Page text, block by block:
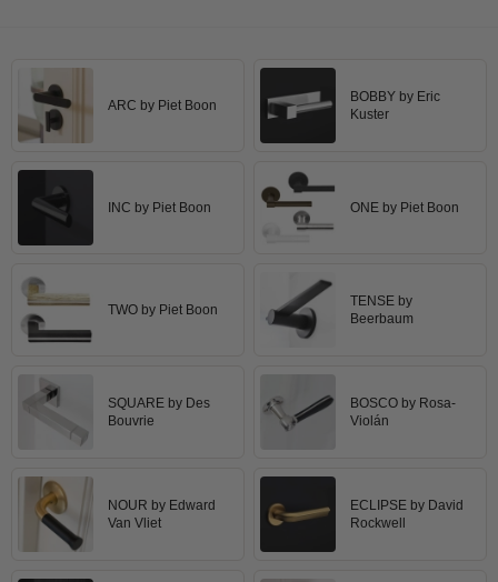
Krom & Nikkel dørgreb
Bruneret messing
Empire dørgreb
Italienske dørgreb
Runde & Ovale dørgreb
Kryds dørgreb
Bellevue dørgreb
Center dørknopper
Coupé dørgreb
Cylinderringe
Cylinder-vrider-sæt
Dørgrebspinde
Løse Dørgreb
Push Plates
Dørstopper
Dørhanke
Låsekasser
Dørkæde og Skudrigle
Vinduesbeslag
Vridergreb
Skydedørsbeslag
COMIT dørgreb
d line dørgreb
DND Handles
FORMANI
Furnipart møbelgreb
Fusital dørgreb
HABO dørgreb
Habo Selection
Henry Blake Hardware
Intersteel dørgreb
Kleis Design
Outlet dørtilbehør
Outlet møbelgreb
Outlet beslag
ARC by Piet Boon
BOBBY by Eric
Kuster
INC by Piet Boon ONE by Piet Boon
TWO by Piet Boon
TENSE by
Beerbaum
SQUARE by Des
Bouvrie
BOSCO by Rosa-
Violán
NOUR by Edward
Van Vliet
ECLIPSE by David
Rockwell